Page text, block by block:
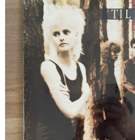
GGについて
買取について
取り置きなどについて
Categories
New Arrivals
新譜
GG RECORD （当店のレーベル）